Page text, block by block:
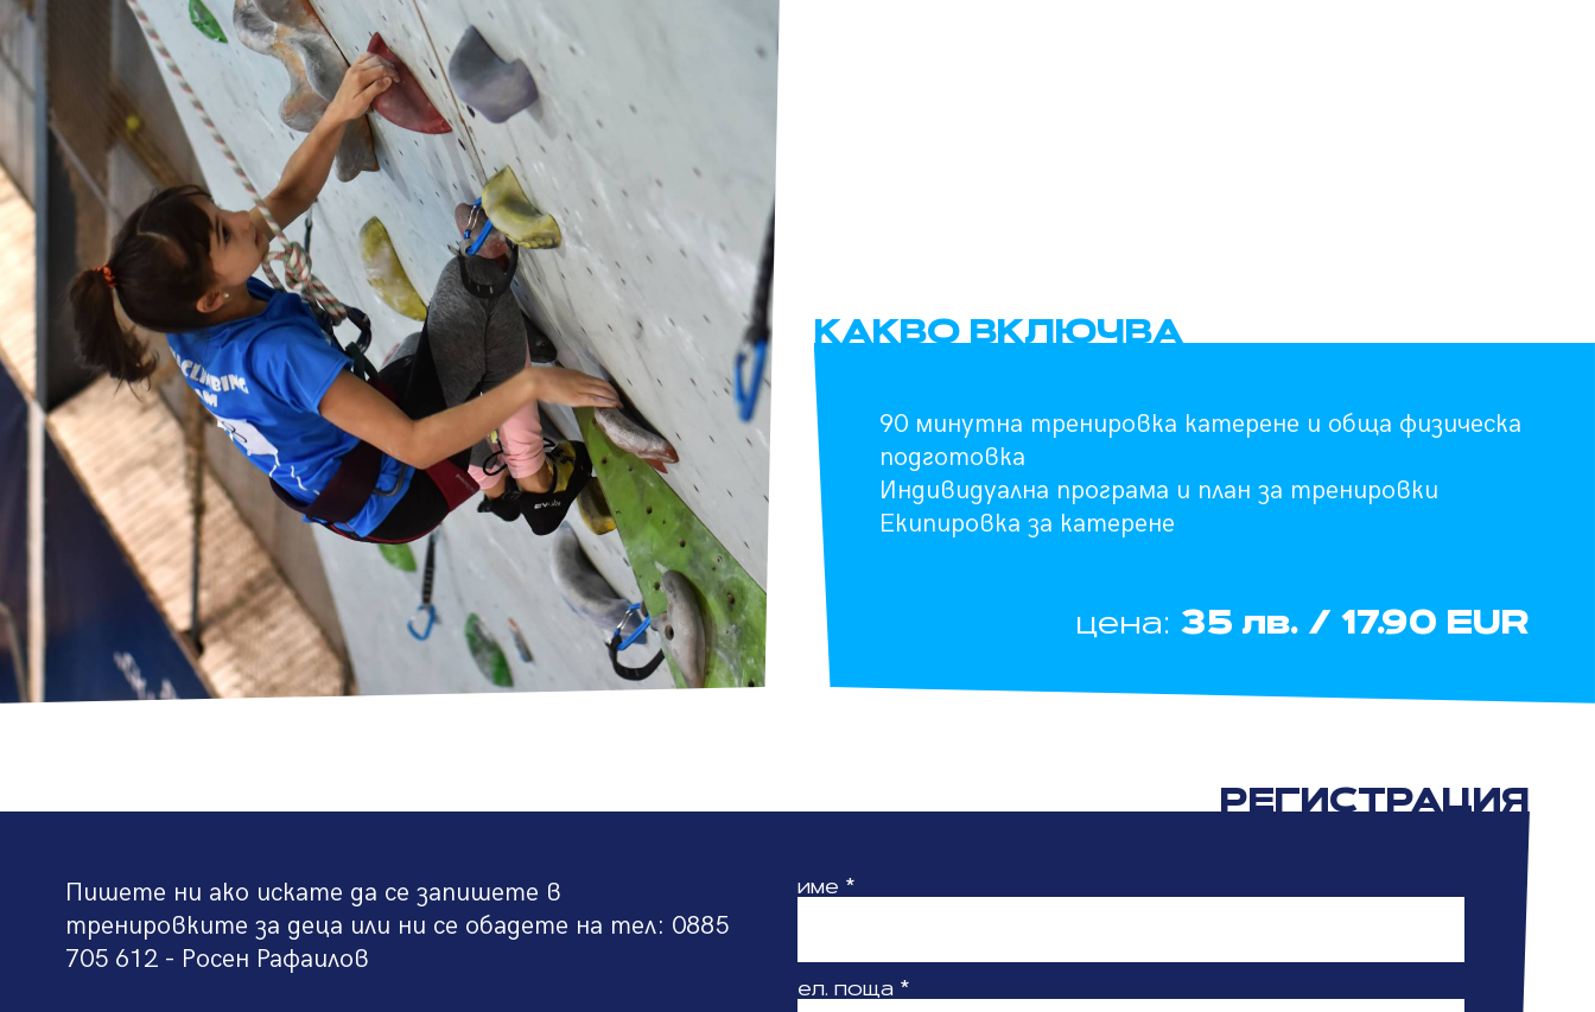
КАКВО ВКЛЮЧВА
90 минутна тренировка катерене и обща физическа
подготовка
Индивидуална програма и план за тренировки
Екипировка за катерене
цена: 35 лв. / 17.90 EUR
РЕГИСТРАЦИЯ
Пишете ни ако искате да се запишете в
тренировките за деца или ни се обадете на тел: 0885
705 612 - Росен Рафаилов
име *
ел. поща *